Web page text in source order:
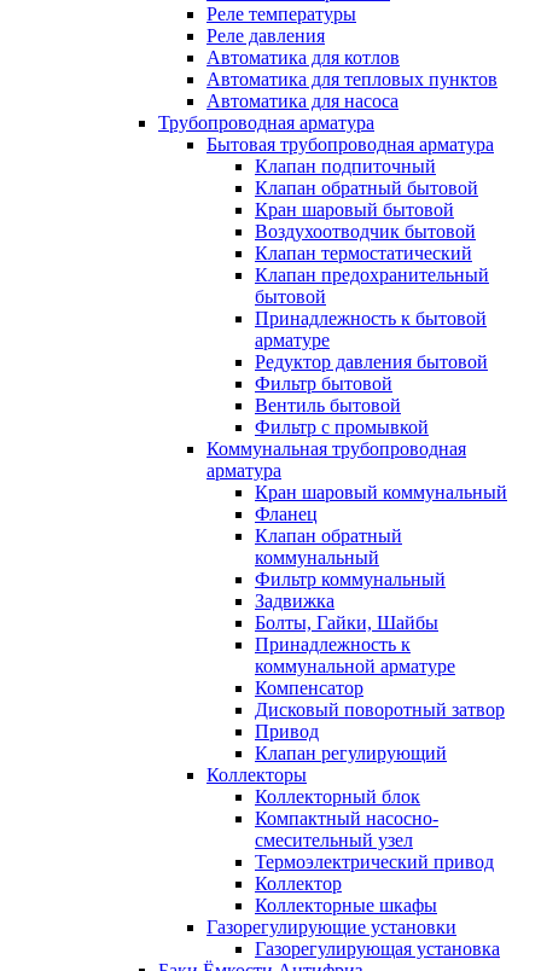
Реле температуры
Реле давления
Автоматика для котлов
Автоматика для тепловых пунктов
Автоматика для насоса
Трубопроводная арматура
Бытовая трубопроводная арматура
Клапан подпиточный
Клапан обратный бытовой
Кран шаровый бытовой
Воздухоотводчик бытовой
Клапан термостатический
Клапан предохранительный
бытовой
Принадлежность к бытовой
арматуре
Редуктор давления бытовой
Фильтр бытовой
Вентиль бытовой
Фильтр с промывкой
Коммунальная трубопроводная
арматура
Кран шаровый коммунальный
Фланец
Клапан обратный
коммунальный
Фильтр коммунальный
Задвижка
Болты, Гайки, Шайбы
Принадлежность к
коммунальной арматуре
Компенсатор
Дисковый поворотный затвор
Привод
Клапан регулирующий
Коллекторы
Коллекторный блок
Компактный насосно-
смесительный узел
Термоэлектрический привод
Коллектор
Коллекторные шкафы
Газорегулирующие установки
Газорегулирующая установка